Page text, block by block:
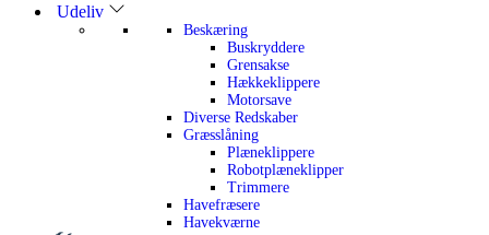
Udeliv
Beskæring
Buskryddere
Grensakse
Hækkeklippere
Motorsave
Diverse Redskaber
Græsslåning
Plæneklippere
Robotplæneklipper
Trimmere
Havefræsere
Havekværne